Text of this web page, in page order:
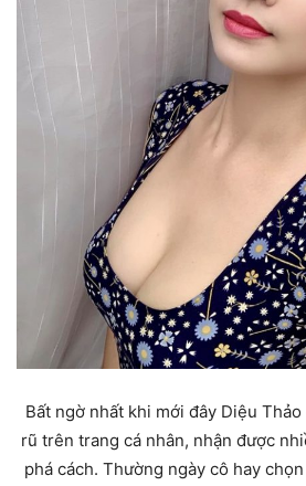
Bất ngờ nhất khi mới đây Diệu
rũ trên trang cá nhân, nhận được
phá cách. Thường ngày cô hay